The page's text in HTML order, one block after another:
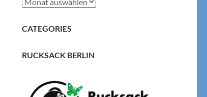
CATEGORIES
RUCKSACK BERLIN